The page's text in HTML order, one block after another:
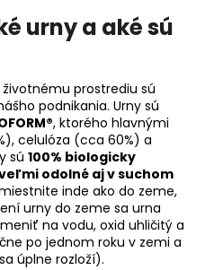
urny a aké sú
prostrediu sú
podnikania. Urny sú
, ktorého hlavnými
celulóza (cca 60%) a
sú 100% biologicky
odolné aj v suchom
inde ako do zeme,
urny do zeme sa urna
na vodu, oxid uhličitý a
po jednom roku v zemi a
úplne rozloží).